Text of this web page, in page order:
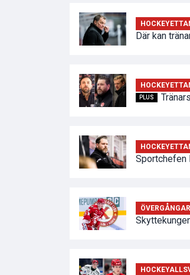
Där kan
PLUS
Sportchefen
ÖVERGÅNGAR